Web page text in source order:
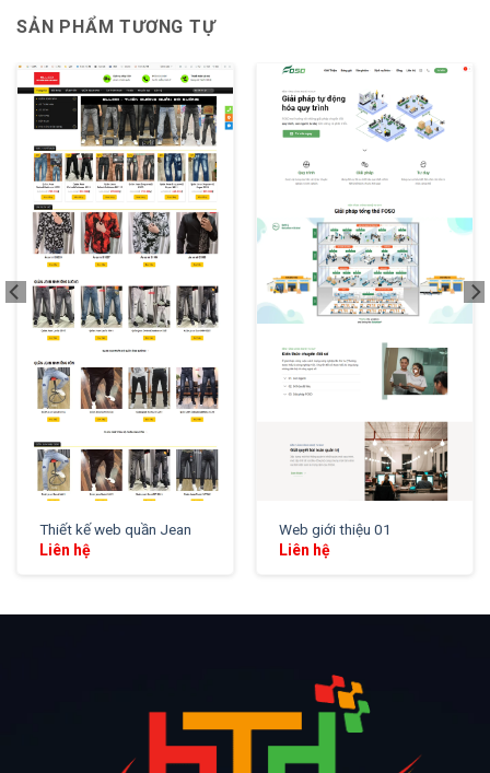
SẢN PHẨM TƯƠNG TỰ
Thiết kế web quần Jean
Liên hệ
XEM THỬ
Web giới thiệu 01
Liên hệ
XEM THỬ